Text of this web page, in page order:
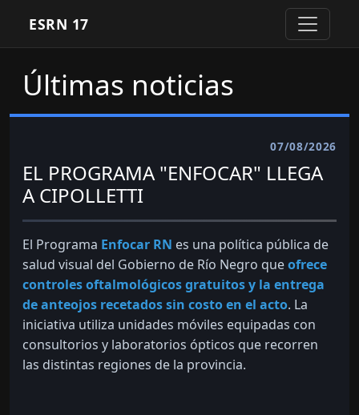
ESRN 17
Últimas noticias
07/08/2026
EL PROGRAMA "ENFOCAR" LLEGA
A CIPOLLETTI
El Programa Enfocar RN es una política pública de
salud visual del Gobierno de Río Negro queofrece
controles oftalmológicos gratuitos y la entrega
de anteojos recetados sin costo en el acto. La
iniciativa utiliza unidades móviles equipadas con
consultorios y laboratorios ópticos que recorren
las distintas regiones de la provincia.